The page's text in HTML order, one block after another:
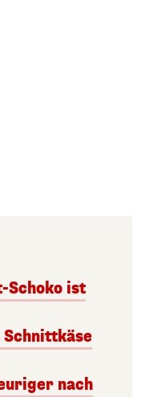
Schoko ist
nach